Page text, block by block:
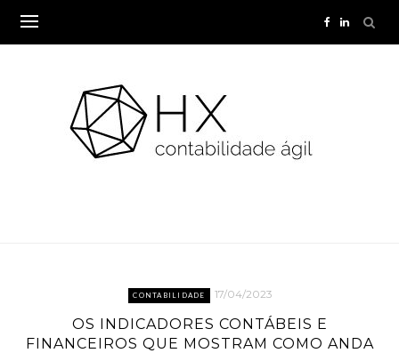
content
CONTABILIDADE 17/04/2023
OS INDICADORES CONTÁBEIS E
FINANCEIROS QUE MOSTRAM COMO ANDA